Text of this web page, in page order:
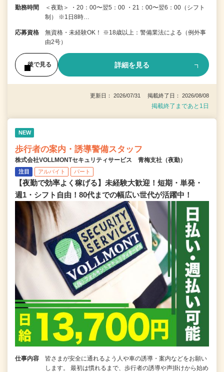
勤務時間
＜夜勤＞ ・20：00〜翌5：00 ・21：00〜翌6：00（シフト
制） ※1日8時…
応募資格
無資格・未経験OK！ ※18歳以上：警備業法による（例外事
由2号）
後で見る 詳細を見る
更新日： 2026/07/31 掲載終了日： 2026/08/08
掲載終了まであと1日
NEW
歩行者の案内・誘導警備スタッフ
株式会社VOLLMONTセキュリティサービス 青梅支社（夜勤）
注目 アルバイト パート
【夜勤で効率よく稼げる】未経験大歓迎！短期・単発・
週1・シフト自由！80代までの幅広い世代が活躍中！
仕事内容
皆さまが安全に通れるよう人や車の誘導・案内などをお願い
します。 最初は慣れるまで、歩行者の誘導や声掛けから始め